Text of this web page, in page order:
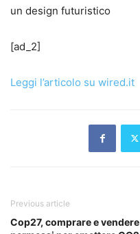
un design futuristico
[ad_2]
Leggi l’articolo su wired.it
Previous article
Cop27, comprare e vendere